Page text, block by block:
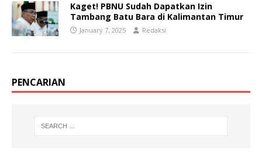
Kaget! PBNU Sudah Dapatkan Izin
Tambang Batu Bara di Kalimantan Timur
January 7, 2025 Redaksi
PENCARIAN